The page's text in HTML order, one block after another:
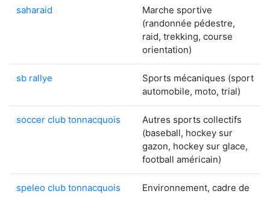
saharaid
Marche sportive
(randonnée pédestre,
raid, trekking, course
orientation)
sb rallye
Sports mécaniques (sport
automobile, moto, trial)
soccer club tonnacquois
Autres sports collectifs
(baseball, hockey sur
gazon, hockey sur glace,
football américain)
speleo club tonnacquois
Environnement, cadre de